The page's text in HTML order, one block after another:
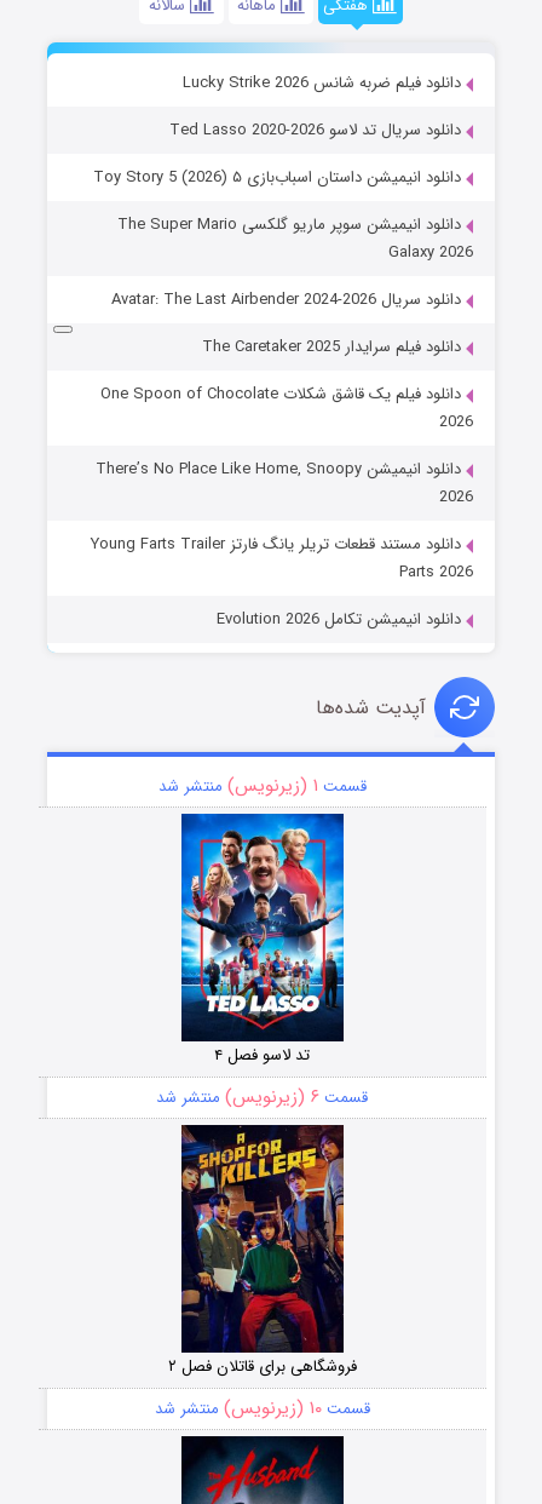
هفتگی ماهانه سالانه
دانلود فیلم ضربه شانس Lucky Strike 2026
دانلود سریال تد لاسو Ted Lasso 2020-2026
دانلود انیمیشن داستان اسباب‌بازی ۵ Toy Story 5 (2026)
دانلود انیمیشن سوپر ماریو گلکسی The Super Mario
Galaxy 2026
دانلود سریال Avatar: The Last Airbender 2024-2026
دانلود فیلم سرایدار The Caretaker 2025
دانلود فیلم یک قاشق شکلات One Spoon of Chocolate
2026
دانلود انیمیشن There’s No Place Like Home, Snoopy
2026
دانلود مستند قطعات تریلر یانگ فارتز Young Farts Trailer
Parts 2026
دانلود انیمیشن تکامل Evolution 2026
آپدیت شده‌ها
قسمت ۱ (زیرنویس) منتشر شد
تد لاسو فصل ۴
قسمت ۶ (زیرنویس) منتشر شد
فروشگاهی برای قاتلان فصل ۲
قسمت۱۰ (زیرنویس) منتشر شد